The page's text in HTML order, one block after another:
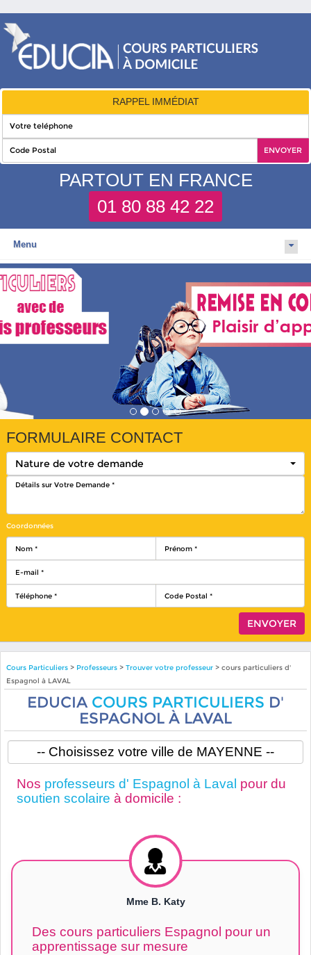
RAPPEL IMMÉDIAT
PARTOUT EN FRANCE
01 80 88 42 22
Menu
FORMULAIRE CONTACT
Nature de votre demande
Coordonnées
Cours Particuliers> Professeurs > Trouver votre professeur> cours particuliers d'
Espagnol à LAVAL
EDUCIA COURS PARTICULIERS D'
ESPAGNOL À LAVAL
Nos professeurs d' Espagnol à Laval pour du
soutien scolaire à domicile :
Mme B. Katy
Des cours particuliers Espagnol pour un
apprentissage sur mesure